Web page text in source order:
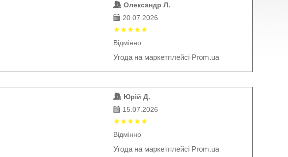
Олександр Л.
20.07.2026
Відмінно
Угода на маркетплейсі Prom.ua
Юрій Д.
15.07.2026
Відмінно
Угода на маркетплейсі Prom.ua